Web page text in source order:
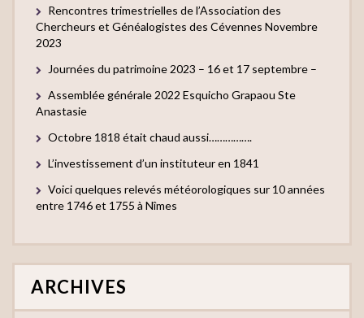
Rencontres trimestrielles de l’Association des
Chercheurs et Généalogistes des Cévennes Novembre
2023
Journées du patrimoine 2023 – 16 et 17 septembre –
Assemblée générale 2022 Esquicho Grapaou Ste
Anastasie
Octobre 1818 était chaud aussi…………….
L’investissement d’un instituteur en 1841
Voici quelques relevés météorologiques sur 10 années
entre 1746 et 1755 à Nîmes
ARCHIVES